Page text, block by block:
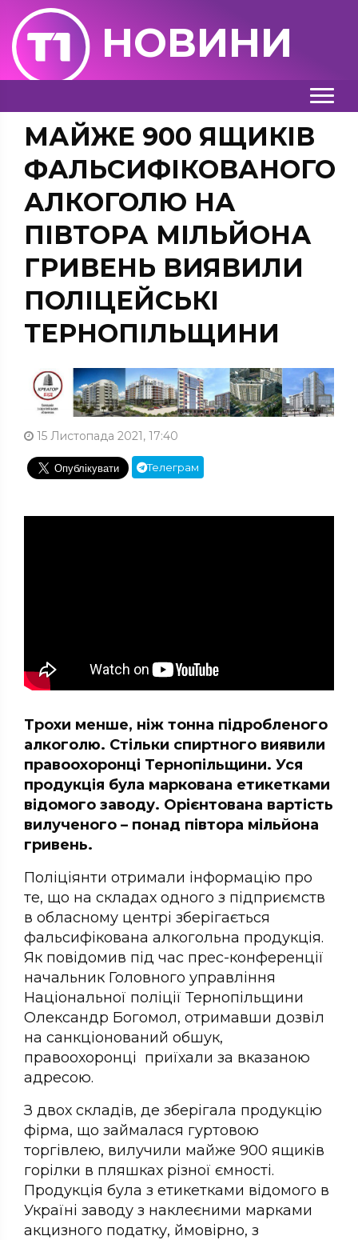
НОВИНИ
МАЙЖЕ 900 ЯЩИКІВ
ФАЛЬСИФІКОВАНОГО
АЛКОГОЛЮ НА
ПІВТОРА МІЛЬЙОНА
ГРИВЕНЬ ВИЯВИЛИ
ПОЛІЦЕЙСЬКІ
ТЕРНОПІЛЬЩИНИ
15 Листопада 2021, 17:40
Телеграм
Трохи менше, ніж тонна підробленого
алкоголю. Стільки спиртного виявили
правоохоронці Тернопільщини. Уся
продукція була маркована етикетками
відомого заводу. Орієнтована вартість
вилученого – понад півтора мільйона
гривень.
Поліціянти отримали інформацію про
те, що на складах одного з підприємств
в обласному центрі зберігається
фальсифікована алкогольна продукція.
Як повідомив під час прес-конференції
начальник Головного управління
Національної поліції Тернопільщини
Олександр Богомол, отримавши дозвіл
на санкціонований обшук,
правоохоронці приїхали за вказаною
адресою.
З двох складів, де зберігала продукцію
фірма, що займалася гуртовою
торгівлею, вилучили майже 900 ящиків
горілки в пляшках різної ємності.
Продукція була з етикетками відомого в
Україні заводу з наклеєними марками
акцизного податку, ймовірно, з